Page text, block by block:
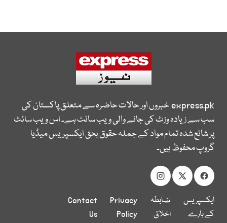
express.pkخبروں اور حالات حاضرہ سے متعلق پاکستان کی
سب سے زیادہ وزٹ کی جانے والی ویب سائٹ ہے۔ اس ویب سائٹ
پر شائع شدہ تمام مواد کے جملہ حقوق بحق ایکسپریس میڈیا
گروپ محفوظ ہیں۔
ایکسپریس
کے بارے
ضابطہ
اخلاق
Privacy
Policy
Contact
Us